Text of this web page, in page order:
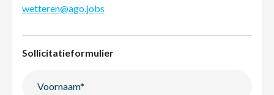
wetteren@ago.jobs
Sollicitatieformulier